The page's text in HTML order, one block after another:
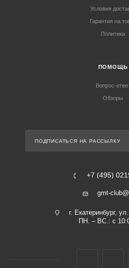
Условия
Гарантия на
Политика
ПОМОЩЬ
Вопрос-
Обзоры
ПОДПИСАТЬСЯ НА РАССЫЛКУ
+7 (495)
gmt-
г. Екатеринбург,
ПН. – ВС.: с